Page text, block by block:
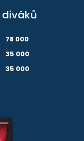
diváků
78 000
35 000
35 000